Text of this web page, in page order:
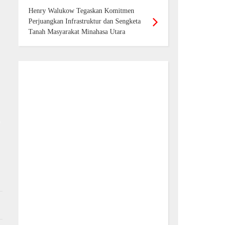
Henry Walukow Tegaskan Komitmen
Perjuangkan Infrastruktur dan Sengketa
Tanah Masyarakat Minahasa Utara